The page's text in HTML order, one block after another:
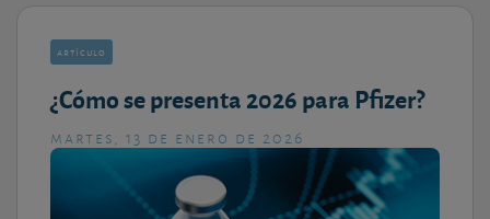
artículo
¿Cómo se presenta 2026 para Pfizer?
martes, 13 de enero de 2026